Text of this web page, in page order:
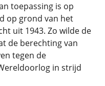
toepassing is op
op grond van het
uit 1943. Zo wilde de
de berechting van
tegen de
in strijd